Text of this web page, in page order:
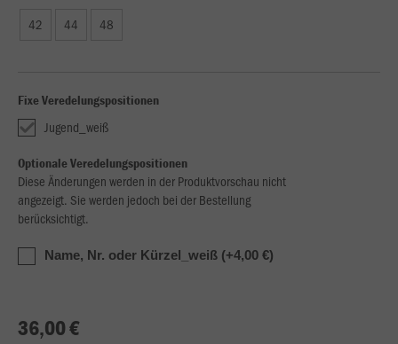
42 44 48
Fixe Veredelungspositionen
Jugend_weiß
Optionale Veredelungspositionen
Diese Änderungen werden in der Produktvorschau nicht
angezeigt. Sie werden jedoch bei der Bestellung
berücksichtigt.
Name, Nr. oder Kürzel_weiß (+4,00 €)
36,00 €